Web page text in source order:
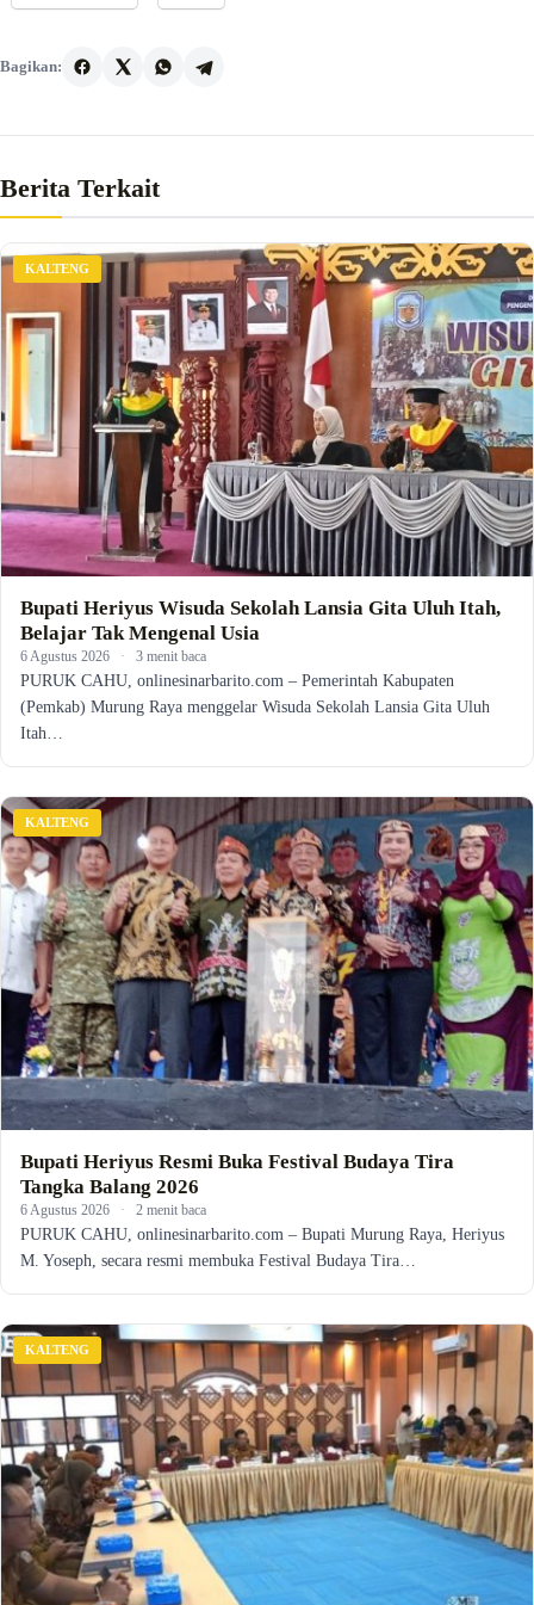
Bagikan:
Berita Terkait
KALTENG
Bupati Heriyus Wisuda Sekolah Lansia Gita Uluh Itah,
Belajar Tak Mengenal Usia
6 Agustus 2026 · 3 menit baca
PURUK CAHU, onlinesinarbarito.com – Pemerintah Kabupaten
(Pemkab) Murung Raya menggelar Wisuda Sekolah Lansia Gita Uluh
Itah…
KALTENG
Bupati Heriyus Resmi Buka Festival Budaya Tira
Tangka Balang 2026
6 Agustus 2026 · 2 menit baca
PURUK CAHU, onlinesinarbarito.com – Bupati Murung Raya, Heriyus
M. Yoseph, secara resmi membuka Festival Budaya Tira…
KALTENG